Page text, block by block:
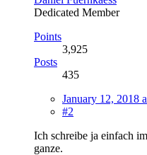
Dedicated Member
Points
3,925
Posts
435
January 12, 2018
#2
Ich schreibe ja einfach
ganze.